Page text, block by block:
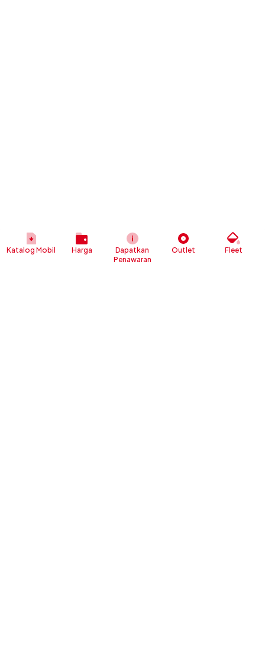
Katalog Mobil Harga
Dapatkan
Penawaran
Outlet Fleet